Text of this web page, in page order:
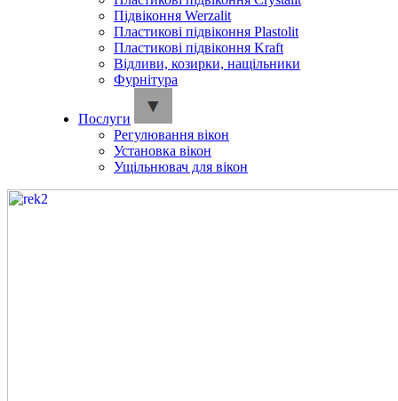
Підвіконня Werzalit
Пластикові підвіконня Plastolit
Пластикові підвіконня Kraft
Відливи, козирки, нащільники
Фурнітура
Послуги
Регулювання вікон
Установка вікон
Ущільнювач для вікон